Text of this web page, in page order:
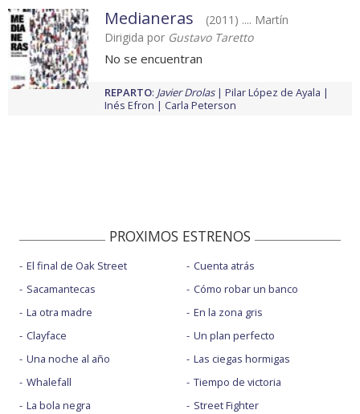
Medianeras
(2011) .... Martín
Dirigida por Gustavo Taretto
No se encuentran
REPARTO: Javier Drolas
Pilar López de Ayala
Inés Efron
Carla Peterson
PROXIMOS ESTRENOS
El final de Oak Street
Sacamantecas
La otra madre
Clayface
Una noche al año
Whalefall
La bola negra
Cuenta atrás
Cómo robar un banco
En la zona gris
Un plan perfecto
Las ciegas hormigas
Tiempo de victoria
Street Fighter